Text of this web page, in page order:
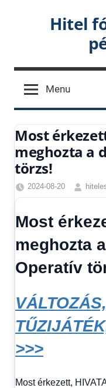
Hitel
Menu
Most
meghozta a
törzs!
2024-08-20
Most
meghozta
Operatív
>>>
Most érkezett,